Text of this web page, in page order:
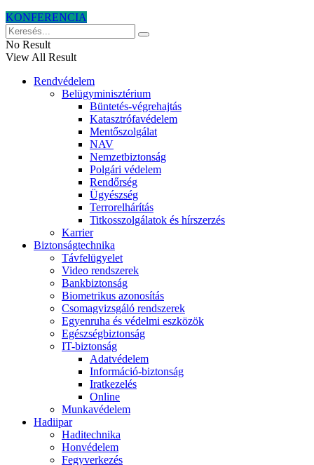
KONFERENCIA
No Result
View All Result
Rendvédelem
Belügyminisztérium
Büntetés-végrehajtás
Katasztrófavédelem
Mentőszolgálat
NAV
Nemzetbiztonság
Polgári védelem
Rendőrség
Ügyészség
Terrorelhárítás
Titkosszolgálatok és hírszerzés
Karrier
Biztonságtechnika
Távfelügyelet
Video rendszerek
Bankbiztonság
Biometrikus azonosítás
Csomagvizsgáló rendszerek
Egyenruha és védelmi eszközök
Egészségbiztonság
IT-biztonság
Adatvédelem
Információ-biztonság
Iratkezelés
Online
Munkavédelem
Hadiipar
Haditechnika
Honvédelem
Fegyverkezés